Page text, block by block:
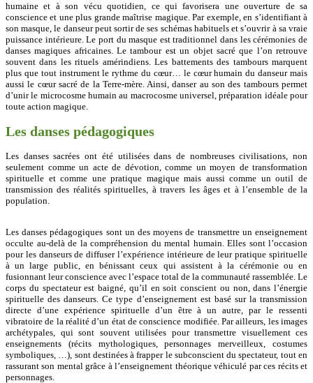
humaine et à son vécu quotidien, ce qui favorisera une ouverture de sa
conscience et une plus grande maîtrise magique. Par exemple, en s’identifiant à
son masque, le danseur peut sortir de ses schémas habituels et s’ouvrir à sa vraie
puissance intérieure. Le port du masque est traditionnel dans les cérémonies de
danses magiques africaines. Le tambour est un objet sacré que l’on retrouve
souvent dans les rituels amérindiens. Les battements des tambours marquent
plus que tout instrument le rythme du cœur… le cœur humain du danseur mais
aussi le cœur sacré de la Terre-mère. Ainsi, danser au son des tambours permet
d’unir le microcosme humain au macrocosme universel, préparation idéale pour
toute action magique.
Les danses pédagogiques
Les danses sacrées ont été utilisées dans de nombreuses civilisations, non
seulement comme un acte de dévotion, comme un moyen de transformation
spirituelle et comme une pratique magique mais aussi comme un outil de
transmission des réalités spirituelles, à travers les âges et à l’ensemble de la
population.
Les danses pédagogiques sont un des moyens de transmettre un enseignement
occulte au-delà de la compréhension du mental humain. Elles sont l’occasion
pour les danseurs de diffuser l’expérience intérieure de leur pratique spirituelle
à un large public, en bénissant ceux qui assistent à la cérémonie ou en
fusionnant leur conscience avec l’espace total de la communauté rassemblée. Le
corps du spectateur est baigné, qu’il en soit conscient ou non, dans l’énergie
spirituelle des danseurs. Ce type d’enseignement est basé sur la transmission
directe d’une expérience spirituelle d’un être à un autre, par le ressenti
vibratoire de la réalité d’un état de conscience modifiée. Par ailleurs, les images
archétypales, qui sont souvent utilisées pour transmettre visuellement ces
enseignements (récits mythologiques, personnages merveilleux, costumes
symboliques, …), sont destinées à frapper le subconscient du spectateur, tout en
rassurant son mental grâce à l’enseignement théorique véhiculé par ces récits et
personnages.